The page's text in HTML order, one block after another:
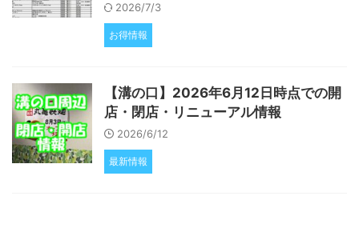
2026/7/3
お得情報
【溝の口】2026年6月12日時点での開
店・閉店・リニューアル情報
2026/6/12
最新情報